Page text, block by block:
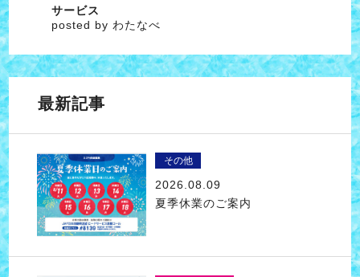
サービス
posted by わたなべ
最新記事
その他
2026.08.09
夏季休業のご案内